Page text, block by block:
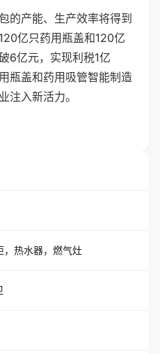
的产能、生产效率将得到
亿只药用瓶盖和120亿
6亿元，实现利税1亿
瓶盖和药用吸管智能制造
注入新活力。
，热水器，燃气灶